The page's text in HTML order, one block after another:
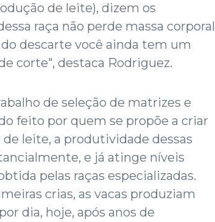
de leite), dizem os
raça não perde massa corporal
descarte você ainda tem um
corte", destaca Rodriguez.
de seleção de matrizes e
feito por quem se propõe a criar
leite, a produtividade dessas
e já atinge níveis
pelas raças especializadas.
crias, as vacas produziam
dia, hoje, após anos de